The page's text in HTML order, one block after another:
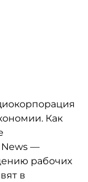
Как
News —
рабочих
в